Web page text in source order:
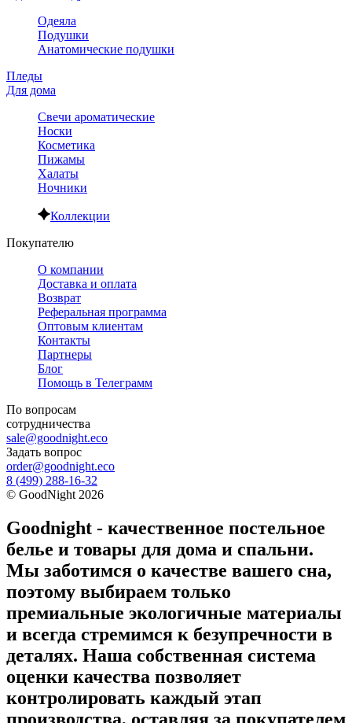
Одеяла
Подушки
Анатомические подушки
Пледы
Для дома
Свечи ароматические
Носки
Косметика
Пижамы
Халаты
Ночники
Коллекции
Покупателю
О компании
Доставка и оплата
Возврат
Реферальная программа
Оптовым клиентам
Контакты
Партнеры
Блог
Помощь в Телеграмм
По вопросам
сотрудничества
sale@goodnight.eco
Задать вопрос
order@goodnight.eco
8 (499) 288-16-32
© GoodNight 2026
Goodnight - качественное постельное
белье и товары для дома и спальни.
Мы заботимся о качестве вашего сна,
поэтому выбираем только
премиальные экологичные материалы
и всегда стремимся к безупречности в
деталях. Наша собственная система
оценки качества позволяет
контролировать каждый этап
производства, оставляя за покупателем